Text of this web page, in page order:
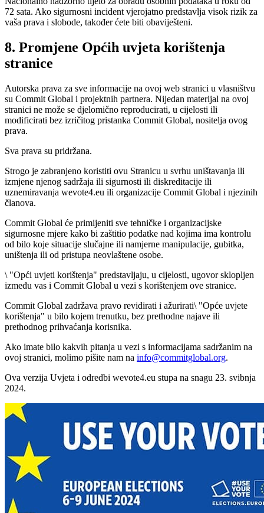
72 sata. Ako sigurnosni incident vjerojatno predstavlja visok rizik za
vaša prava i slobode, također ćete biti obaviješteni.
8. Promjene Općih uvjeta korištenja
stranice
Autorska prava za sve informacije na ovoj web stranici u vlasništvu
su Commit Global i projektnih partnera. Nijedan materijal na ovoj
stranici ne može se djelomično reproducirati, u cijelosti ili
modificirati bez izričitog pristanka Commit Global, nositelja ovog
prava.
Sva prava su pridržana.
Strogo je zabranjeno koristiti ovu Stranicu u svrhu uništavanja ili
izmjene njenog sadržaja ili sigurnosti ili diskreditacije ili
uznemiravanja wevote4.eu ili organizacije Commit Global i njezinih
članova.
Commit Global će primijeniti sve tehničke i organizacijske
sigurnosne mjere kako bi zaštitio podatke nad kojima ima kontrolu
od bilo koje situacije slučajne ili namjerne manipulacije, gubitka,
uništenja ili od pristupa neovlaštene osobe.
\ "Opći uvjeti korištenja" predstavljaju, u cijelosti, ugovor sklopljen
između vas i Commit Global u vezi s korištenjem ove stranice.
Commit Global zadržava pravo revidirati i ažurirati\ "Opće uvjete
korištenja" u bilo kojem trenutku, bez prethodne najave ili
prethodnog prihvaćanja korisnika.
Ako imate bilo kakvih pitanja u vezi s informacijama sadržanim na
ovoj stranici, molimo pišite nam na info@commitglobal.org.
Ova verzija Uvjeta i odredbi wevote4.eu stupa na snagu 23. svibnja
2024.